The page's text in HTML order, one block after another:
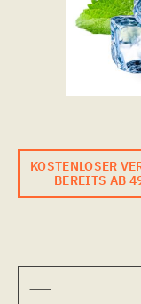
KOSTENLOSER
BEREITS AB